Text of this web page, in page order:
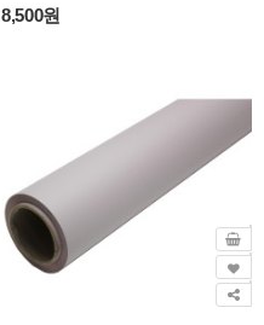
8,500원